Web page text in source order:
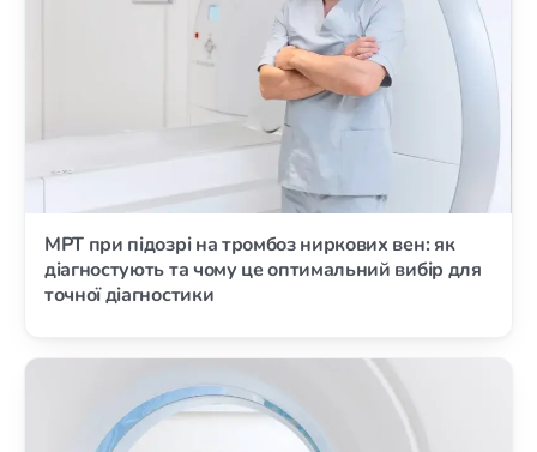
МРТ при підозрі на тромбоз ниркових вен: як
діагностують та чому це оптимальний вибір для
точної діагностики